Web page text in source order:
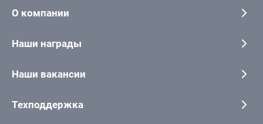
О компании
Наши награды
Наши вакансии
Техподдержка